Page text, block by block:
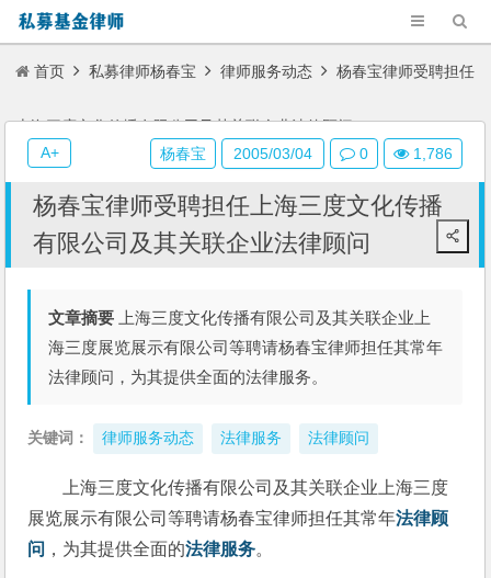
首页 私募律师杨春宝 律师服务动态 杨春宝律师受聘担任
上海三度文化传播有限公司及其关联企业法律顾问
杨春宝律师受聘担任上海三度文化传播
有限公司及其关联企业法律顾问
文章摘要 上海三度文化传播有限公司及其关联企业上
海三度展览展示有限公司等聘请杨春宝律师担任其常年
法律顾问，为其提供全面的法律服务。
关键词： 律师服务动态 法律服务 法律顾问
上海三度文化传播有限公司及其关联企业上海三度
展览展示有限公司等聘请杨春宝律师担任其常年法律顾
问 ，为其提供全面的法律服务。
杨春宝 2005/03/04 0 1,786
A+